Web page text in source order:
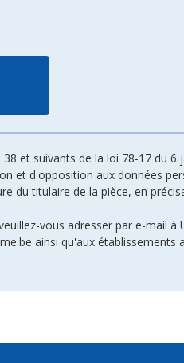
et suivants de la loi 78-17 du 6
et d'opposition aux données
du titulaire de la pièce, en
vous adresser par e-mail à
ainsi qu'aux établissements